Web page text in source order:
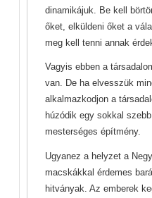
dinamikájuk. Be kell
őket, elküldeni őket a
meg kell tenni annak
Vagyis ebben a
van. De ha elvesszük
alkalmazkodjon a
húzódik egy sokkal
mesterséges építmény.
Ugyanez a helyzet a
macskákkal érdemes
hitványak. Az emberek